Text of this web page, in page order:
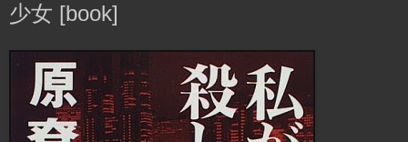
少女 [book]